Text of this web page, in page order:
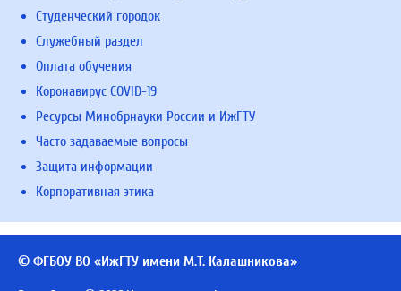
Студенческий городок
Служебный раздел
Оплата обучения
Коронавирус COVID-19
Ресурсы Минобрнауки России и ИжГТУ
Часто задаваемые вопросы
Защита информации
Корпоративная этика
© ФГБОУ ВО «ИжГТУ имени М.Т. Калашникова»